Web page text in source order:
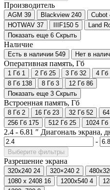
Производитель
AGM 39 Blackview 240 Cubot
HOTWAV 37 IIIF150 5 Land
Показать еще 6 Скрыть
Наличие
Есть в наличии 549 Нет в
Оперативная память, Гб
1 Гб 1 2 Гб 25 3 Гб 32 4 Гб
8 Гб 138 8 Гб 3 12 Гб 86
Показать еще 3 Скрыть
Встроенная память, Гб
8 Гб 2 16 Гб 23 32 Гб 52
256 Гб 175 512 Гб 25 1024 Гб
2.4 - 6.81 ″ Диагональ экрана,
-
Выберите фильтры
Разрешение экрана
320x240 24 320×240 2
1080 x 2408 16 1200x540 4